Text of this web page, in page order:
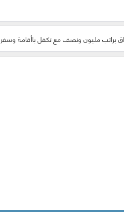
براتب مليون ونصف مع تكفل باأقامة وسفر